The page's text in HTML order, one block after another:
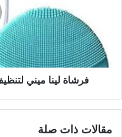
فرشاة لينا ميني
مقالات ذات صلة